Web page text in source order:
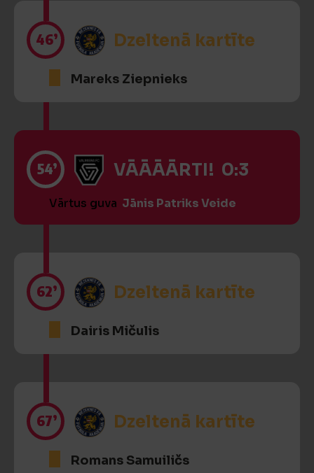
46’ Dzeltenā kartīte
Mareks Ziepnieks
54’ VĀĀĀĀRTI! 0:3
Vārtus guva Jānis Patriks Veide
62’ Dzeltenā kartīte
Dairis Mičulis
67’ Dzeltenā kartīte
Romans Samuiličs